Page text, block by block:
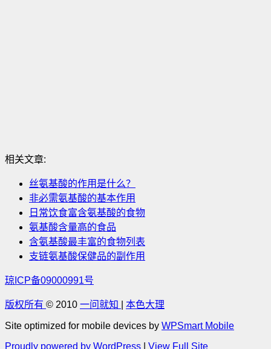
相关文章:
丝氨基酸的作用是什么？
非必需氨基酸的基本作用
日常饮食富含氨基酸的食物
氨基酸含量高的食品
含氨基酸最丰富的食物列表
支链氨基酸保健品的副作用
琼ICP备09000991号
版权所有 © 2010 一问就知 本色大理
Site optimized for mobile devices by WPSmart Mobile
Proudly powered by WordPress
View Full Site